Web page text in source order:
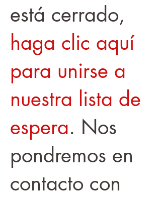
está cerrado,
haga clic aquí
para unirse a
nuestra lista de
espera. Nos
pondremos en
contacto con